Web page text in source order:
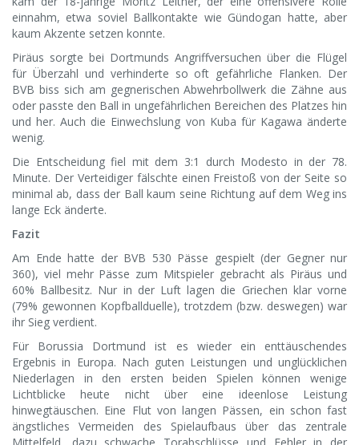
einnahm, etwa soviel Ballkontakte wie Gündogan hatte, aber
kaum Akzente setzen konnte.
Piräus sorgte bei Dortmunds Angriffversuchen über die Flügel
für Überzahl und verhinderte so oft gefährliche Flanken. Der
BVB biss sich am gegnerischen Abwehrbollwerk die Zähne aus
oder passte den Ball in ungefährlichen Bereichen des Platzes hin
und her. Auch die Einwechslung von Kuba für Kagawa änderte
wenig.
Die Entscheidung fiel mit dem 3:1 durch Modesto in der 78.
Minute. Der Verteidiger fälschte einen Freistoß von der Seite so
minimal ab, dass der Ball kaum seine Richtung auf dem Weg ins
lange Eck änderte.
Fazit
Am Ende hatte der BVB 530 Pässe gespielt (der Gegner nur
360), viel mehr Pässe zum Mitspieler gebracht als Piräus und
60% Ballbesitz. Nur in der Luft lagen die Griechen klar vorne
(79% gewonnen Kopfballduelle), trotzdem (bzw. deswegen) war
ihr Sieg verdient.
Für Borussia Dortmund ist es wieder ein enttäuschendes
Ergebnis in Europa. Nach guten Leistungen und unglücklichen
Niederlagen in den ersten beiden Spielen können wenige
Lichtblicke heute nicht über eine ideenlose Leistung
hinwegtäuschen. Eine Flut von langen Pässen, ein schon fast
ängstliches Vermeiden des Spielaufbaus über das zentrale